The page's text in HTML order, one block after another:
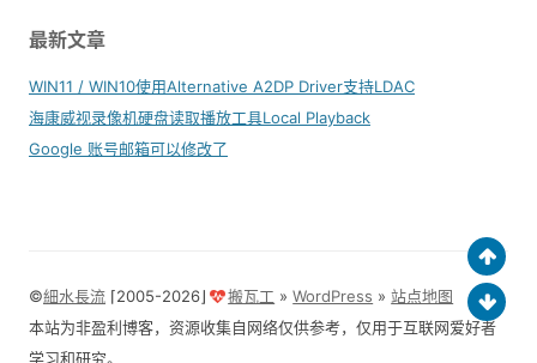
最新文章
WIN11 / WIN10使用Alternative A2DP Driver支持LDAC
海康威视录像机硬盘读取播放工具Local Playback
Google 账号邮箱可以修改了
©細水長流 ⌈2005-2026⌋ 搬瓦工 »WordPress »站点地图
本站为非盈利博客，资源收集自网络仅供参考，仅用于互联网爱好者
学习和研究。